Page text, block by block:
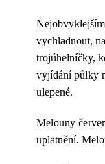
vychladnout,
trojúhelníčky,
vyjídání půlky
ulepené.
Melouny
uplatnění.